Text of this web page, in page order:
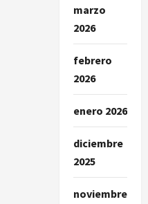
marzo
2026
febrero
2026
enero 2026
diciembre
2025
noviembre